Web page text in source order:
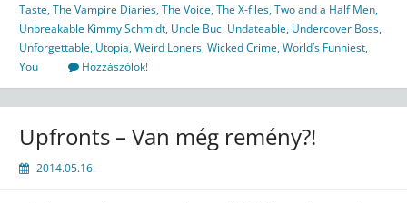
Taste,The Vampire Diaries,The Voice,The X-files,Two and a Half Men,
Unbreakable Kimmy Schmidt, Uncle Buc, Undateable, Undercover Boss,
Unforgettable, Utopia,Weird Loners,Wicked Crime,World’s Funniest,
You
Hozzászólok!
Upfronts – Van még remény?!
2014.05.16.